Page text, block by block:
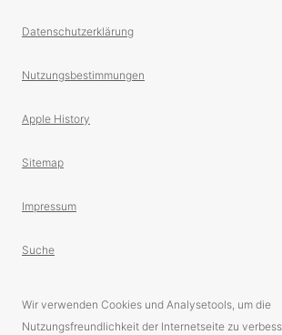
Datenschutzerklärung
Nutzungsbestimmungen
Apple History
Sitemap
Impressum
Suche
Wir verwenden Cookies und Analysetools, um die
Nutzungsfreundlichkeit der Internetseite zu